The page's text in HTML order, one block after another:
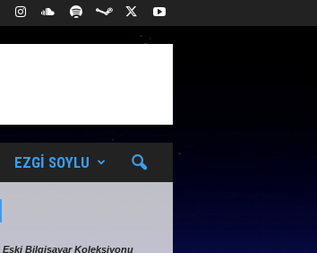
EZGI SOYLU
Eski Bilgisayar Koleksiyonu